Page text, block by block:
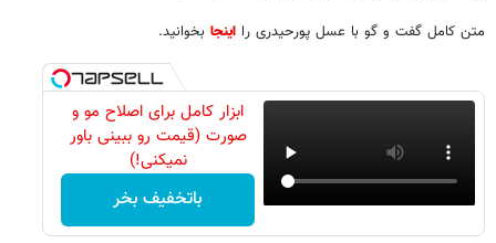
متن کامل گفت و گو با عسل پورحیدری را اینجا بخوانید.
ابزار کامل برای اصلاح مو و
صورت (قیمت رو ببینی باور
نمیکنی!)
باتخفیف بخر